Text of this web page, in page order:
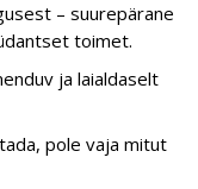
– suurepärane
toimet.
ja laialdaselt
pole vaja mitut